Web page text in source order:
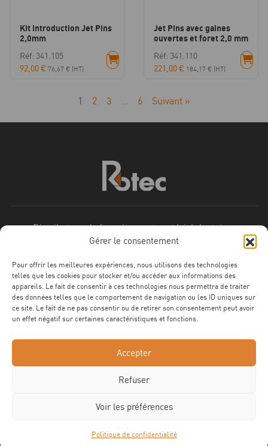
Gérer le consentement
Pour offrir les meilleures expériences, nous utilisons des technologies
telles que les cookies pour stocker et/ou accéder aux informations des
appareils. Le fait de consentir à ces technologies nous permettra de traiter
des données telles que le comportement de navigation ou les ID uniques sur
ce site. Le fait de ne pas consentir ou de retirer son consentement peut avoir
un effet négatif sur certaines caractéristiques et fonctions.
Accepter
Refuser
Voir les préférences
Politique de confidentialité
Kit introduction Jet Pins
2,0mm
Réf: 341.105
92,00€ 76,67 € (HT)
Jet Pins avec gaines
ouvertes et foret 2,0 mm
Réf: 341.110
221,00€ 184,17 € (HT)
1 2 3 6 Suivant »
Distributeur de fournitures et matériel dentaires
ZA de Villejames
44350 GUÉRANDE
02 40 62 11 02
LIENS UTILES
RESTEZ INFORMÉS :
NOTRE CATALOGUE